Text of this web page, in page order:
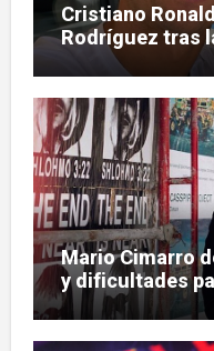
Cristiano
Rodríguez tras
figura
Mario Cimarro
y dificultades
la actuación